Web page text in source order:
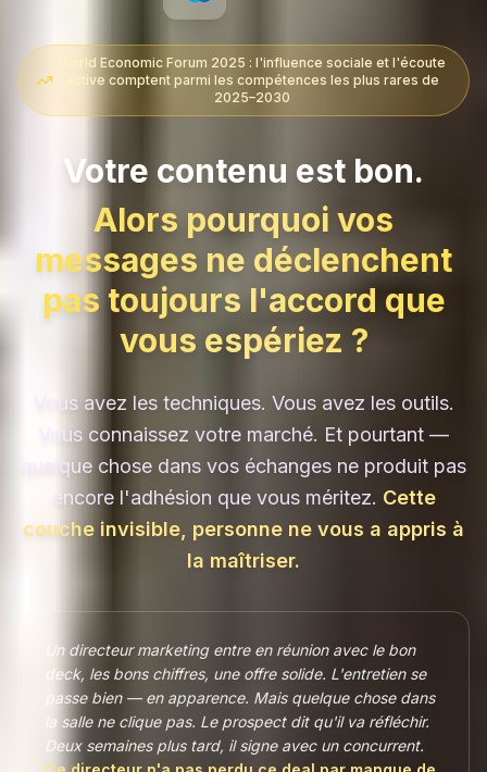
World Economic Forum 2025 : l'influence sociale et l'écoute
active comptent parmi les compétences les plus rares de
2025–2030
Votre contenu est bon.
Alors pourquoi vos
messages ne déclenchent
pas toujours l'accord que
vous espériez ?
Vous avez les techniques. Vous avez les outils.
Vous connaissez votre marché. Et pourtant —
quelque chose dans vos échanges ne produit pas
encore l'adhésion que vous méritez. Cette
couche invisible, personne ne vous a appris à
la maîtriser.
Un directeur marketing entre en réunion avec le bon
deck, les bons chiffres, une offre solide. L'entretien se
passe bien — en apparence. Mais quelque chose dans
la salle ne clique pas. Le prospect dit qu'il va réfléchir.
Deux semaines plus tard, il signe avec un concurrent.